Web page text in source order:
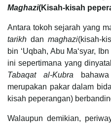
Maghazi(Kisah-kisah
Antara tokoh sejarah yang
tarikh dan maghazi(kisah-
bin ‘Uqbah, Abu Maʻsyar,
ini sepertimana yang
Tabaqat
al-Kubra
merupakan pakar dalam
kisah peperangan)
Walaupun demikian,